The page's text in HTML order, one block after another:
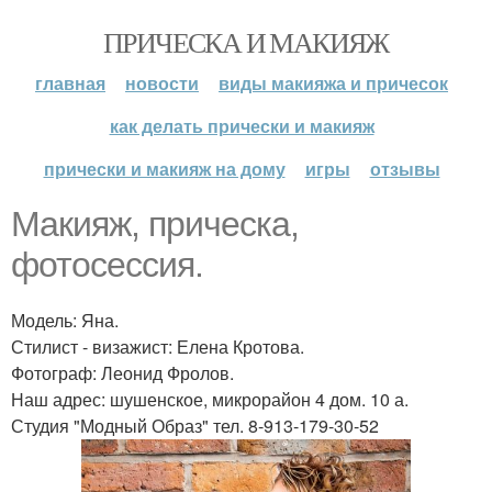
ПРИЧЕСКА И МАКИЯЖ
главная новости
виды макияжа и причесок
как делать прически и макияж
прически и макияж на дому
игры отзывы
Макияж, прическа,
фотосессия.
Модель: Яна.
Стилист - визажист: Елена Кротова.
Фотограф: Леонид Фролов.
Наш адрес: шушенское, микрорайон 4 дом. 10 а.
Студия "Модный Образ" тел. 8-913-179-30-52